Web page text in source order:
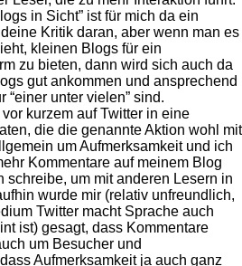
in Sicht” ist für mich da ein
Kritik daran, aber wenn man es
kleinen Blogs für ein
zu bieten, dann wird sich auch da
gut ankommen und ansprechend
unter vielen” sind.
kurzem auf Twitter in eine
die die genannte Aktion wohl mit
um Aufmerksamkeit und ich
Kommentare auf meinem Blog
schreibe, um mit anderen Lesern in
wurde mir (relativ unfreundlich,
Twitter macht Sprache auch
ist) gesagt, dass Kommentare
um Besucher und
Aufmerksamkeit ja auch ganz